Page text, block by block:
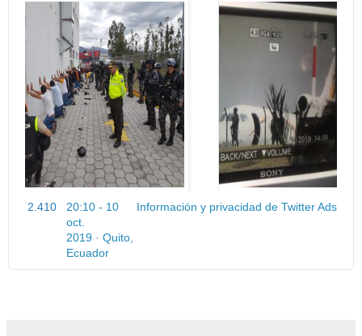
2.410
20:10 - 10
oct.
2019 · Quito,
Ecuador
Información y privacidad de Twitter Ads